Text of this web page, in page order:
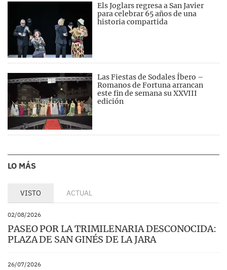
Els Joglars regresa a San Javier
para celebrar 65 años de una
historia compartida
Las Fiestas de Sodales Íbero –
Romanos de Fortuna arrancan
este fin de semana su XXVIII
edición
LO MÁS
VISTO ACTUAL
02/08/2026
PASEO POR LA TRIMILENARIA DESCONOCIDA:
PLAZA DE SAN GINÉS DE LA JARA
26/07/2026